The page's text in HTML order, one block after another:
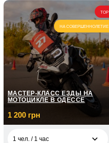
1 чел. / 2 часа
2 000
грн
1 чел. / 3 часа
2 500
1 чел. / 4 часа
3 500
грн
1 чел. / 5 часов
4 500
TOP
НА СОВЕРШЕННОЛЕТИЕ
МАСТЕР-КЛАСС ЕЗДЫ НА
МОТОЦИКЛЕ В ОДЕССЕ
1 200 грн
1 чел. / 1 час